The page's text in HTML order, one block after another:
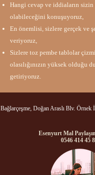
Hangi cevap ve iddiaların
olabileceğini konuşuyoruz,
En önemlisi, sizlere gerçek ve
veriyoruz,
Sizlere toz pembe tablolar
olasılığınızın yüksek olduğu
getiriyoruz.
Bağlarçeşme, Doğan Araslı Blv. Örnek
Esenyurt Mal
0546 414 45